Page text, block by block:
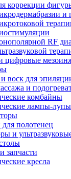
коррекции
и
RF
цифровые
воск для
и
комбайны
лампы-лупы
полотенец
и
запчасти
кресла